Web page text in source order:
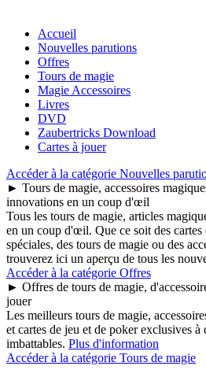
Accueil
Nouvelles parutions
Offres
Tours de magie
Magie Accessoires
Livres
DVD
Zaubertricks Download
Cartes à jouer
Accéder à la catégorie Nouvelles
► Tours de magie, accessoires
innovations en un coup d'œil
Tous les tours de magie, articles
en un coup d'œil. Que ce soit des cartes
spéciales, des tours de magie ou des
trouverez ici un aperçu de tous les
Accéder à la catégorie Offres
► Offres de tours de magie,
jouer
Les meilleurs tours de magie,
et cartes de jeu et de poker exclusives à
imbattables. Plus d'information
Accéder à la catégorie Tours de magie